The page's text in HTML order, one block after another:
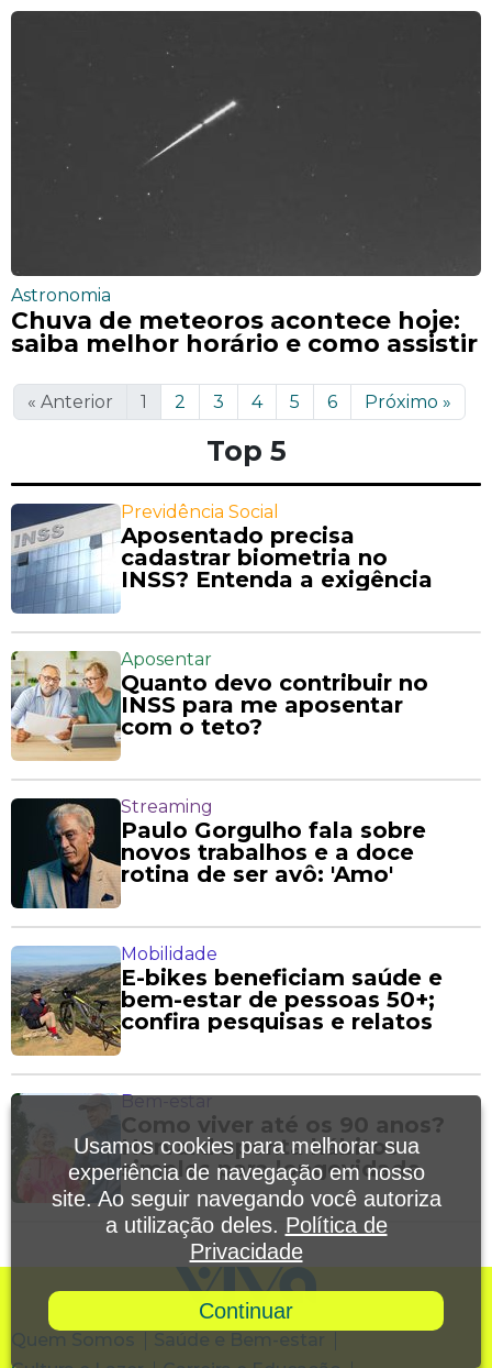
Astronomia
Chuva de meteoros acontece hoje:
saiba melhor horário e como assistir
« Anterior 1 2 3 4 5 6 Próximo »
Top 5
Previdência Social
Aposentado precisa
cadastrar biometria no
INSS? Entenda a exigência
Aposentar
Quanto devo contribuir no
INSS para me aposentar
com o teto?
Streaming
Paulo Gorgulho fala sobre
novos trabalhos e a doce
rotina de ser avô: 'Amo'
Mobilidade
E-bikes beneficiam saúde e
bem-estar de pessoas 50+;
confira pesquisas e relatos
Bem-estar
Como viver até os 90 anos?
Harvard aponta hábitos
simples para longevidade
Quem Somos
Saúde e Bem-estar
Usamos cookies para melhorar sua
experiência de navegação em nosso
site. Ao seguir navegando você autoriza
a utilização deles. Política de
Privacidade
Continuar